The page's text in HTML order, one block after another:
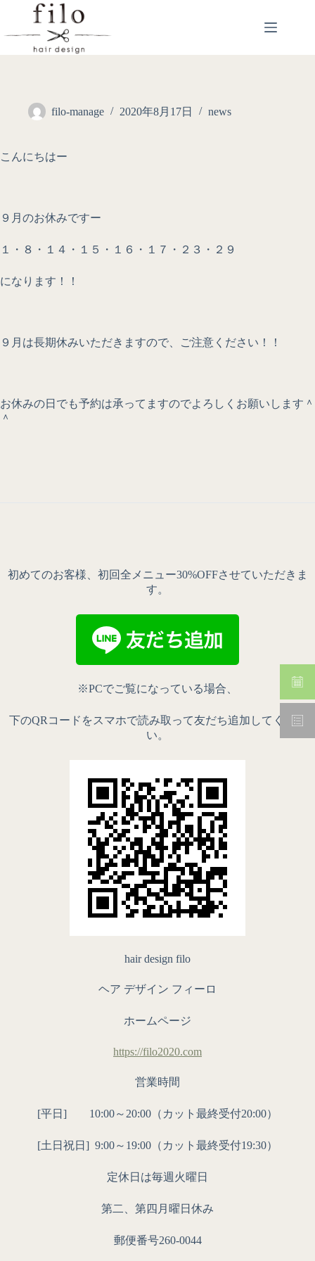
filo-manage 2020年8月17日 news
こんにちはー
９月のお休みですー
１・８・１４・１５・１６・１７・２３・２９
になります！！
９月は長期休みいただきますので、ご注意ください！！
お休みの日でも予約は承ってますのでよろしくお願いします＾
＾
初めてのお客様、初回全メニュー30%OFFさせていただきま
す。
※PCでご覧になっている場合、
下のQRコードをスマホで読み取って友だち追加してくださ
い。
hair design filo
ヘア デザイン フィーロ
ホームページ
https://filo2020.com
営業時間
[平日] 10:00～20:00（カット最終受付20:00）
[土日祝日] 9:00～19:00（カット最終受付19:30）
定休日は毎週火曜日
第二、第四月曜日休み
郵便番号260-0044